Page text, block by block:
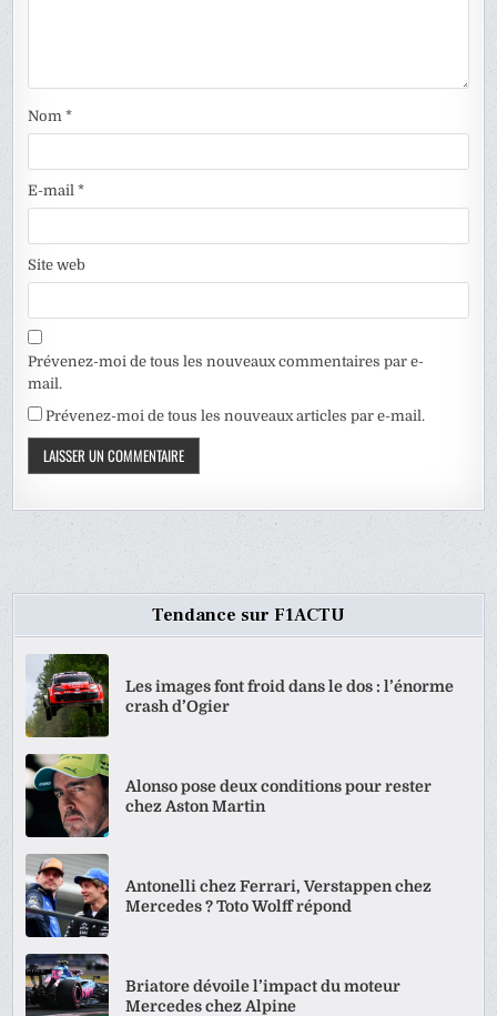
Nom*
E-mail*
Site web
Prévenez-moi de tous les nouveaux commentaires par e-
mail.
Prévenez-moi de tous les nouveaux articles par e-mail.
Tendance sur F1ACTU
Les images font froid dans le dos : l’énorme
crash d’Ogier
Alonso pose deux conditions pour rester
chez Aston Martin
Antonelli chez Ferrari, Verstappen chez
Mercedes ? Toto Wolff répond
Briatore dévoile l’impact du moteur
Mercedes chez Alpine